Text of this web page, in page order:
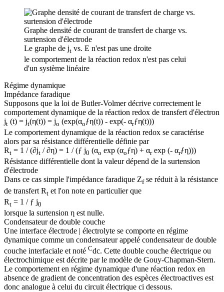
Graphe densité de courant de transfert de charge vs.
surtension d'électrode
Le graphe de jt vs. E n'est pas une droite
le comportement de la réaction redox n'est pas celui
d'un système linéaire
Régime dynamique
Impédance faradique
Supposons que la loi de Butler-Volmer décrive correctement le
comportement dynamique de la réaction redox de transfert d'électron
jt (t) = jt(η(t)) = jo (exp(αoƒη(t)) - exp(- αrƒη(t)))
Le comportement dynamique de la réaction redox se caractérise
alors par sa résistance différentielle définie par
Rt = 1 / (∂jt / ∂η) = 1 / (ƒ j0 (αo exp (αoƒη) + αrexp (- αrƒη)))
Résistance différentielle dont la valeur dépend de la surtension
d'électrode
Dans ce cas simple l'impédance faradique Zfse réduit à la résistance
de transfert Rt et l'on note en particulier que
Rt = 1 / ƒ j0
lorsque la surtension η est nulle.
Condensateur de double couche
Une interface électrode | électrolyte se comporte en régime
dynamique comme un condensateur appelé condensateur de double
couche interfaciale et noté Cdc. Cette double couche électrique ou
électrochimique est décrite par le modèle de Gouy-Chapman-Stern.
Le comportement en régime dynamique d'une réaction redox en
absence de gradient de concentration des espèces électroactives est
donc analogue à celui du circuit électrique ci dessous.